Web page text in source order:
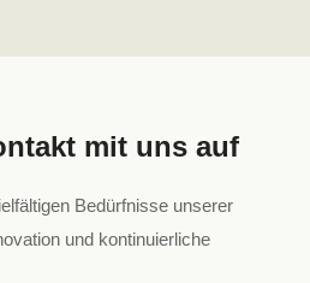
mit uns auf
Bedürfnisse unserer
und kontinuierliche